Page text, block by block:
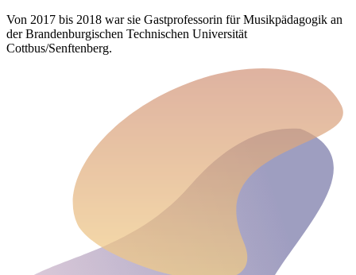
Von 2017 bis 2018 war sie Gastprofessorin für Musikpädagogik an
der Brandenburgischen Technischen Universität
Cottbus/Senftenberg.